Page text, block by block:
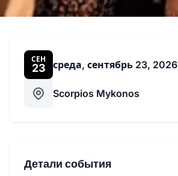
СЕН
23 среда, сентябрь 23, 2026
Scorpios Mykonos
Детали события